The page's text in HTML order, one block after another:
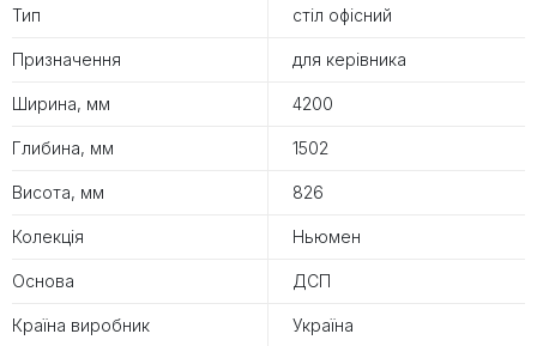
Тип стіл офісний
Призначення для керівника
Ширина, мм 4200
Глибина, мм 1502
Висота, мм 826
Колекція Ньюмен
Основа ДСП
Країна виробник Україна